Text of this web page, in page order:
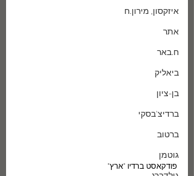
איזקסון, מירון.ח
אתר
ח.באר
ביאליק
בן-ציון
ברדיצ'בסקי
ברטוב
גוטמן
פודקאסט ברדיו "ארץ" ​